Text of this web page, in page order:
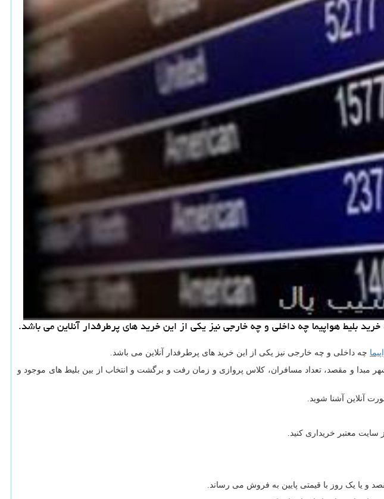
چه داخلی و چه خارجی نیز یکی از این خرید های پرطرفدار آنلاین می باشد.
مبدا و مقصد، تعداد مسافران، کلاس پروازی و زمان رفت و برگشت و انتخاب از بین بلیط های موجود و
آنلاین آشنا شوید.
معتبر خریداری کنید.
و یا یک روز با قیمتی پایین به فروش می رساند.